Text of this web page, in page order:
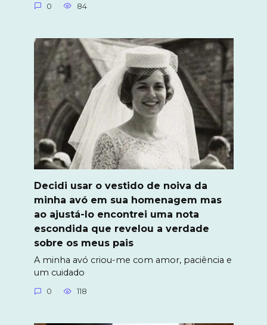
0 84
Decidi usar o vestido de noiva da
minha avó em sua homenagem mas
ao ajustá-lo encontrei uma nota
escondida que revelou a verdade
sobre os meus pais
A minha avó criou-me com amor, paciência e
um cuidado
0 118